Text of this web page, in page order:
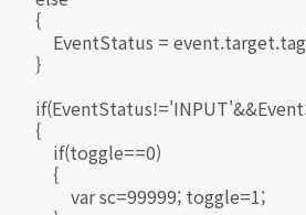
{
EventStatus =
}
{
if(toggle==0)
{
var sc=99999; toggle=1;